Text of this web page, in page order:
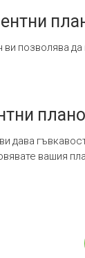
ви позволява
дава
вашия